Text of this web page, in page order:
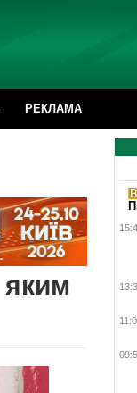
РЕКЛАМА
яким